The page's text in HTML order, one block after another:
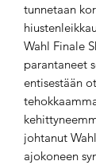
tunnetaan
Wahl Finale
parantaneet
entisestään
johtanut
ajokoneen